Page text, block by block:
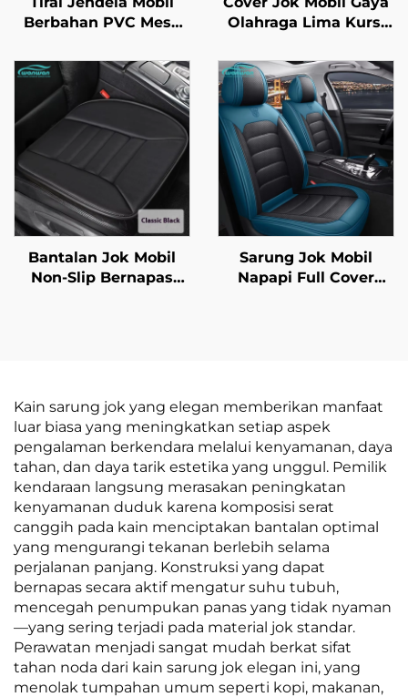
Berbahan PVC Mesh
Baru Antar Negara,
Tirai Elektrostatik
untuk Insulasi Panas
dan Pelindung Sinar
Matahari
Olahraga Lima Kursi
Single Sandaran Tali
Bebas Set Tiga-Piece
Fitur Ventilasi Pijat
Bantalan Jok Mobil
Non-Slip Bernapas
Sarung Jok Mobil
Napapi Full Cover
Modern City Polo
Kain sarung jok yang elegan memberikan manfaat
luar biasa yang meningkatkan setiap aspek
pengalaman berkendara melalui kenyamanan, daya
tahan, dan daya tarik estetika yang unggul. Pemilik
kendaraan langsung merasakan peningkatan
kenyamanan duduk karena komposisi serat
canggih pada kain menciptakan bantalan optimal
yang mengurangi tekanan berlebih selama
perjalanan panjang. Konstruksi yang dapat
bernapas secara aktif mengatur suhu tubuh,
mencegah penumpukan panas yang tidak nyaman
—yang sering terjadi pada material jok standar.
Perawatan menjadi sangat mudah berkat sifat
tahan noda dari kain sarung jok elegan ini, yang
menolak tumpahan umum seperti kopi, makanan,